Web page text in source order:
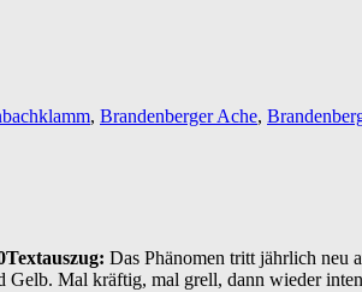
, Brandenberger Ache,
Textauszug: Das Phänomen tritt jährlich neu
Mal kräftig, mal grell, dann wieder